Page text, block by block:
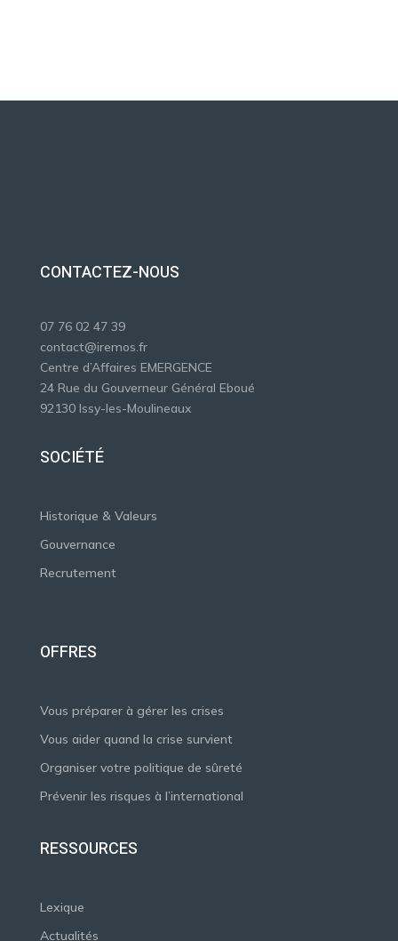
CONTACTEZ-NOUS
07 76 02 47 39
contact@iremos.fr
Centre d’Affaires EMERGENCE
24 Rue du Gouverneur Général Eboué
92130 Issy-les-Moulineaux
SOCIÉTÉ
Historique & Valeurs
Gouvernance
Recrutement
OFFRES
Vous préparer à gérer les crises
Vous aider quand la crise survient
Organiser votre politique de sûreté
Prévenir les risques à l’international
RESSOURCES
Lexique
Actualités